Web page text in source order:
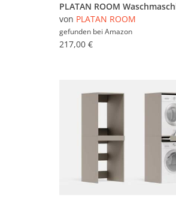
von PLATAN ROOM
gefunden bei Amazon
217,00 €